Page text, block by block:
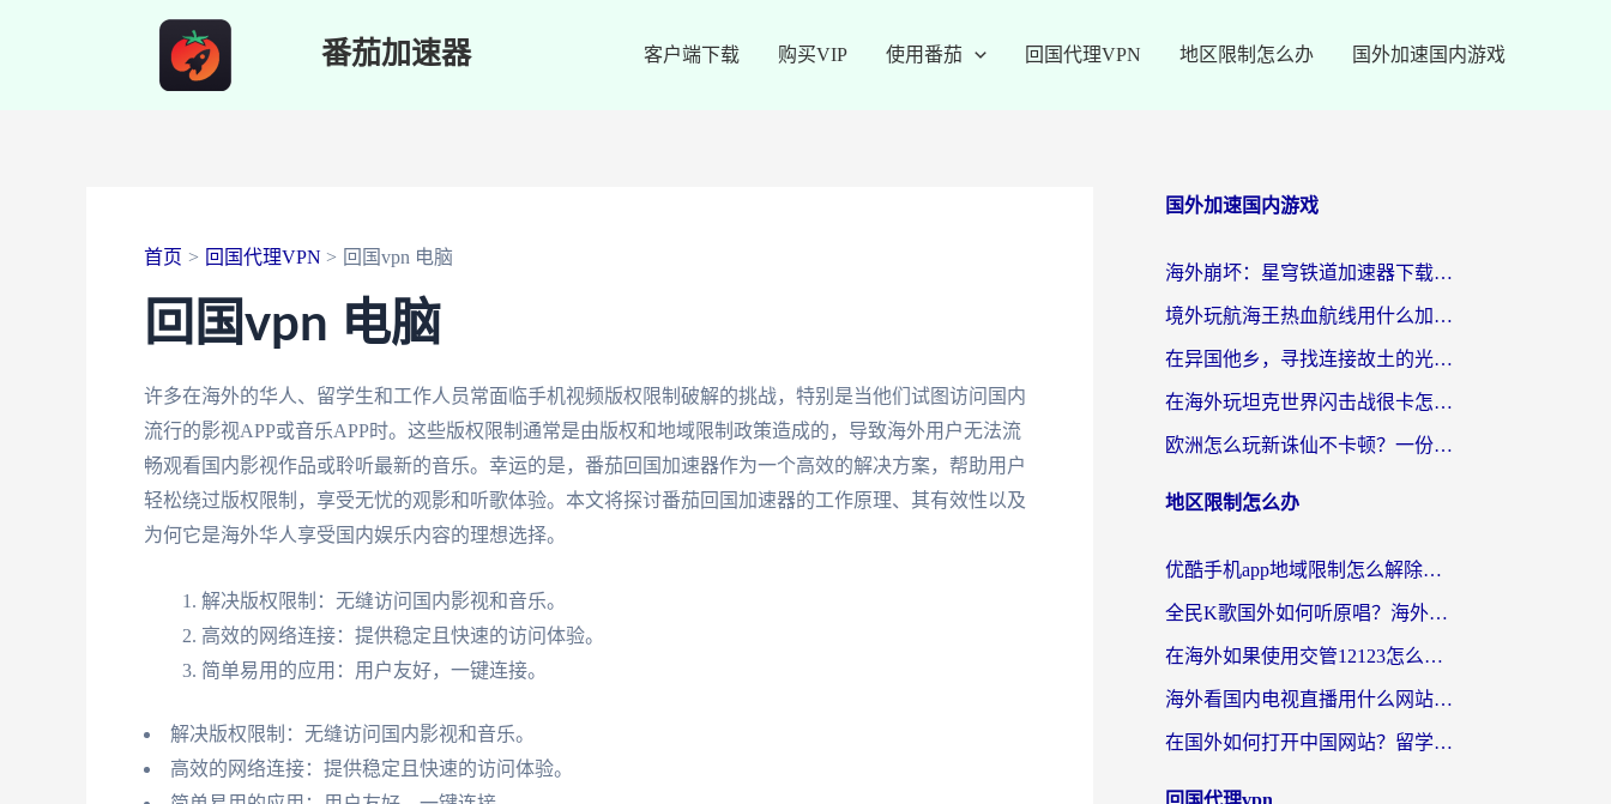
番茄加速器 客户端下载 购买VIP 使用番茄 回国代理VPN 地区限制怎么办 国外加速国内游戏
首页 回国代理VPN 回国vpn 电脑
回国vpn 电脑
许多在海外的华人、留学生和工作人员常面临手机视频版权限制破解的挑战，特别是当他们试图访问国内
流行的影视APP或音乐APP时。这些版权限制通常是由版权和地域限制政策造成的，导致海外用户无法流
畅观看国内影视作品或聆听最新的音乐。幸运的是，番茄回国加速器作为一个高效的解决方案，帮助用户
轻松绕过版权限制，享受无忧的观影和听歌体验。本文将探讨番茄回国加速器的工作原理、其有效性以及
为何它是海外华人享受国内娱乐内容的理想选择。
解决版权限制：无缝访问国内影视和音乐。
高效的网络连接：提供稳定且快速的访问体验。
简单易用的应用：用户友好，一键连接。
解决版权限制：无缝访问国内影视和音乐。
高效的网络连接：提供稳定且快速的访问体验。
国外加速国内游戏
海外崩坏：星穹铁道加速器下载安装：一份给游子的终极网络指南
境外玩航海王热血航线用什么加速器？2026海外玩家实测最优方案（附欧洲问道堡垒前线加速技巧）
在异国他乡，寻找连接故土的光明大陆免费加速器
在海外玩坦克世界闪击战很卡怎么办？老玩家亲测有效的加速器选择指南
欧洲怎么玩新诛仙不卡顿？一份给海外游子的国服游戏畅玩指南
地区限制怎么办
优酷手机app地域限制怎么解除？海外党亲测有效的追剧方案
全民K歌国外如何听原唱？海外党亲测有效的回国加速器选择指南
在海外如果使用交管12123怎么处理？留学生亲测有效的回国加速方案
海外看国内电视直播用什么网站比较好？一篇解决你所有追剧难题的实用指南
在国外如何打开中国网站？留学生与海外华人的无缝访问指南
回国代理vpn